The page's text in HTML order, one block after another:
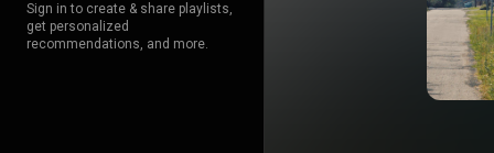
Sign in to create & share playlists,
get personalized
recommendations, and more.